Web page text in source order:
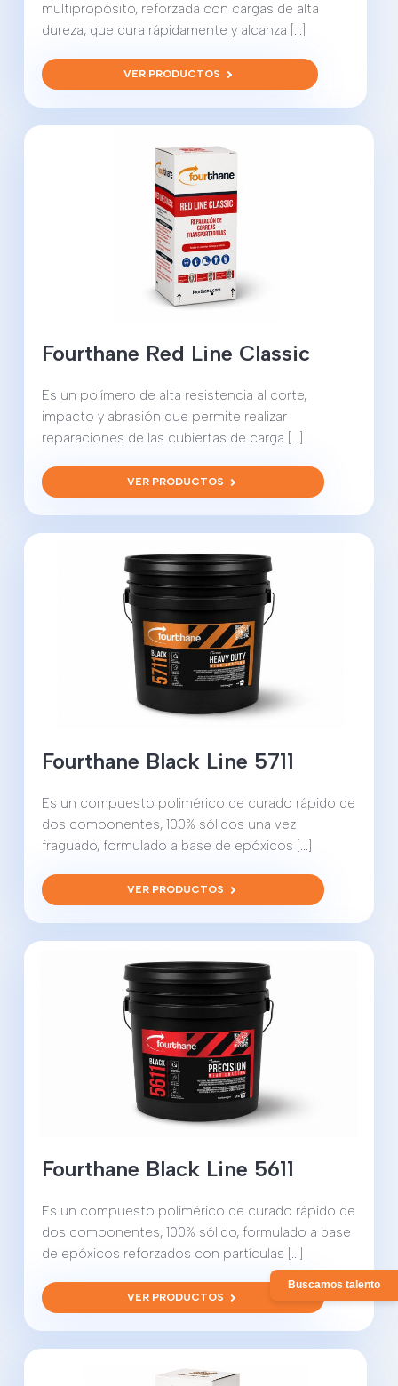
multipropósito, reforzada con cargas de alta
dureza, que cura rápidamente y alcanza [...]
VER PRODUCTOS
Fourthane Red Line Classic
Es un polímero de alta resistencia al corte,
impacto y abrasión que permite realizar
reparaciones de las cubiertas de carga [...]
VER PRODUCTOS
Fourthane Black Line 5711
Es un compuesto polimérico de curado rápido de
dos componentes, 100% sólidos una vez
fraguado, formulado a base de epóxicos [...]
VER PRODUCTOS
Fourthane Black Line 5611
Es un compuesto polimérico de curado rápido de
dos componentes, 100% sólido, formulado a base
de epóxicos reforzados con partículas [...]
VER PRODUCTOS
Buscamos talento